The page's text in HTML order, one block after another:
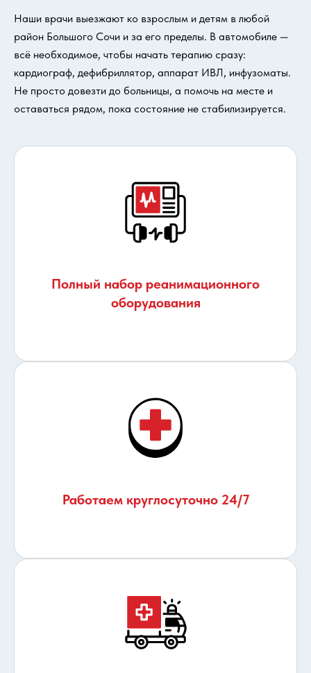
Наши врачи выезжают ко взрослым и детям в любой
район Большого Сочи и за его пределы. В автомобиле —
всё необходимое, чтобы начать терапию сразу:
кардиограф, дефибриллятор, аппарат ИВЛ, инфузоматы.
Не просто довезти до больницы, а помочь на месте и
оставаться рядом, пока состояние не стабилизируется.
Полный набор реанимационного
оборудования
Работаем круглосуточно 24/7